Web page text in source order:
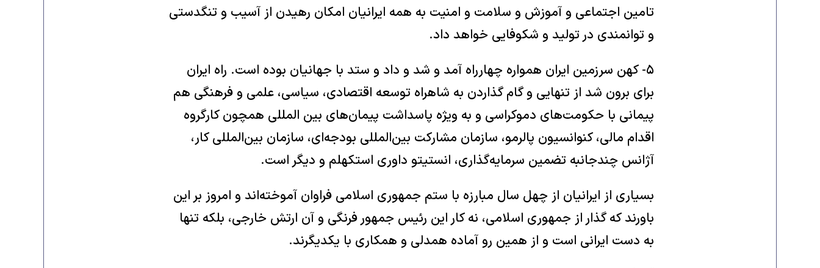
تامین اجتماعی و آموزش و سلامت و امنیت به همه ایرانیان امکان ‏رهیدن از آسیب و تنگدستی
و توانمندی در تولید و شکوفایی خواهد داد.‏
‏۵- کهن سرزمین ایران همواره چهارراه آمد و شد و داد و ستد با جهانیان بوده است. راه ایران
برای برون شد از ‏تنهایی و گام گذاردن به شاهراه توسعه اقتصادی، سیاسی، علمی و فرهنگی هم
پیمانی با حکومت‌های دموکراسی و به ‏ویژه پاسداشت پیمان‌های بین المللی همچون کارگروه
اقدام مالی، کنوانسیون پالرمو، سازمان مشارکت بین‌المللی ‏بودجه‌ای، سازمان بین‌المللی کار،
آژانس چندجانبه تضمین سرمایه‌گذاری، انستیتو داوری استکهلم و دیگر است.‏
بسیاری از ایرانیان از چهل سال مبارزه با ستم جمهوری اسلامی فراوان آموخته‌اند و امروز بر این
باورند که ‏گذار از جمهوری اسلامی، نه کار این رئیس جمهور فرنگی و آن ارتش خارجی، بلکه تنها
به دست ایرانی است و از ‏همین رو آماده همدلی و همکاری با یکدیگرند.‏